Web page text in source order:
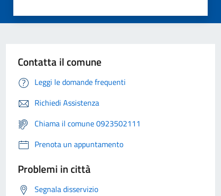
Contatta il comune
Leggi le domande frequenti
Richiedi Assistenza
Chiama il comune 0923502111
Prenota un appuntamento
Problemi in città
Segnala disservizio